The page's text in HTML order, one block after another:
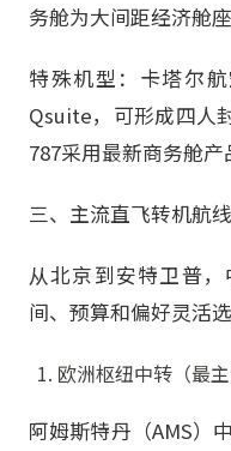
务舱为大间距经济舱座
特殊机型：卡塔尔
Qsuite，可形成四人
787采用最新商务舱产
三、主流直飞转机航
从北京到安特卫普
间、预算和偏好灵活选
欧洲枢纽中转（最主
阿姆斯特丹（AMS）